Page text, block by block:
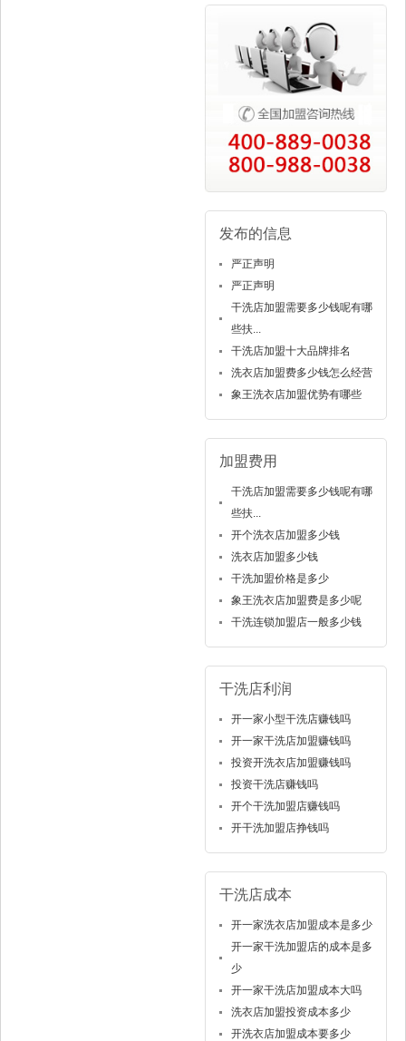
发布的信息
严正声明
严正声明
干洗店加盟需要多少钱呢有哪
些扶...
干洗店加盟十大品牌排名
洗衣店加盟费多少钱怎么经营
象王洗衣店加盟优势有哪些
加盟费用
干洗店加盟需要多少钱呢有哪
些扶...
开个洗衣店加盟多少钱
洗衣店加盟多少钱
干洗加盟价格是多少
象王洗衣店加盟费是多少呢
干洗连锁加盟店一般多少钱
干洗店利润
开一家小型干洗店赚钱吗
开一家干洗店加盟赚钱吗
投资开洗衣店加盟赚钱吗
投资干洗店赚钱吗
开个干洗加盟店赚钱吗
开干洗加盟店挣钱吗
干洗店成本
开一家洗衣店加盟成本是多少
开一家干洗加盟店的成本是多
少
开一家干洗店加盟成本大吗
洗衣店加盟投资成本多少
开洗衣店加盟成本要多少